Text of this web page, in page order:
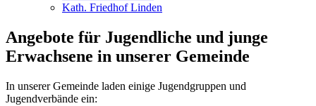
Kath. Friedhof Linden
Angebote für Jugendliche und junge
Erwachsene in unserer Gemeinde
In unserer Gemeinde laden einige Jugendgruppen und
Jugendverbände ein: